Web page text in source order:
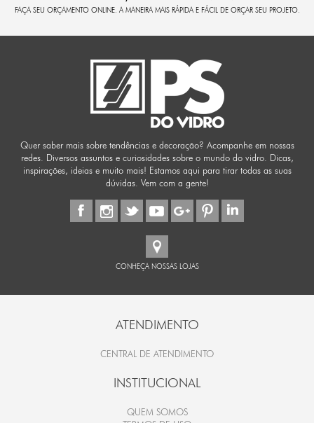
FAÇA SEU ORÇAMENTO ONLINE. A MANEIRA MAIS RÁPIDA E FÁCIL DE ORÇAR SEU PROJETO.
Quer saber mais sobre tendências e decoração? Acompanhe em nossas
redes. Diversos assuntos e curiosidades sobre o mundo do vidro. Dicas,
inspirações, ideias e muito mais! Estamos aqui para tirar todas as suas
dúvidas. Vem com a gente!
CONHEÇA NOSSAS LOJAS
ATENDIMENTO
CENTRAL DE ATENDIMENTO
INSTITUCIONAL
QUEM SOMOS